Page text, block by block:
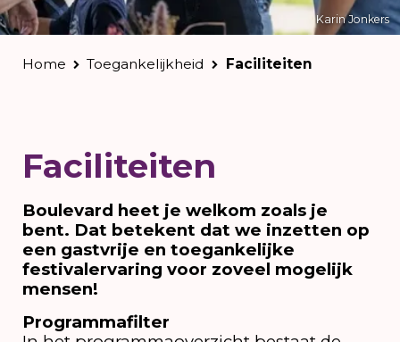
Karin Jonkers
Home Toegankelijkheid Faciliteiten
Faciliteiten
Boulevard heet je welkom zoals je
bent. Dat betekent dat we inzetten op
een gastvrije en toegankelijke
festivalervaring voor zoveel mogelijk
mensen!
Programmafilter